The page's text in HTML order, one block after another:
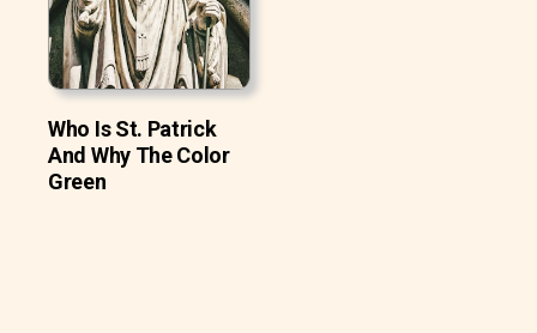
Who Is St. Patrick
And Why The Color
Green